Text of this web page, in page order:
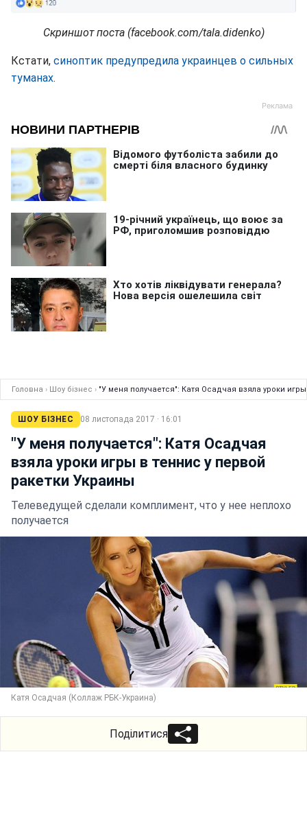
Скриншот поста (facebook.com/tala.didenko)
Кстати, синоптик предупредила украинцев о сильных
туманах.
Головна › Шоу бізнес › "У меня получается": Катя Осадчая взяла уроки
ШОУ БІЗНЕС 08 листопада 2017 · 16:01
"У меня получается": Катя Осадчая
взяла уроки игры в теннис у первой
ракетки Украины
Телеведущей сделали комплимент, что у нее неплохо
получается
Катя Осадчая (Коллаж РБК-Украина)
Поділитися